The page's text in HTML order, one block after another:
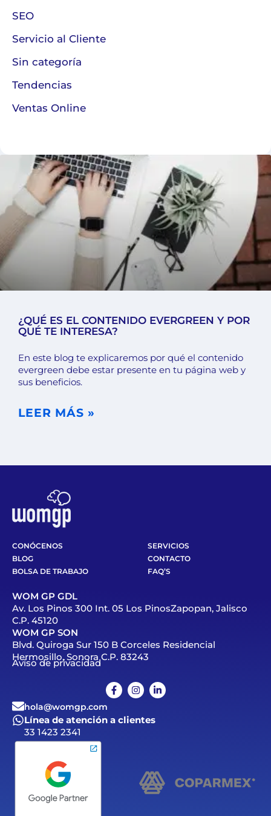
SEO
Servicio al Cliente
Sin categoría
Tendencias
Ventas Online
¿QUÉ ES EL CONTENIDO EVERGREEN Y POR
QUÉ TE INTERESA?
En este blog te explicaremos por qué el contenido
evergreen debe estar presente en tu página web y
sus beneficios.
LEER MÁS »
CONÓCENOS
SERVICIOS
BLOG
CONTACTO
BOLSA DE TRABAJO
FAQ’S
WOM GP GDL
Av. Los Pinos 300 Int. 05 Los PinosZapopan, Jalisco
C.P. 45120
WOM GP SON
Blvd. Quiroga Sur 150 B Corceles Residencial
Hermosillo, Sonora C.P. 83243
Aviso de privacidad
hola@womgp.com
Línea de atención a clientes
33 1423 2341